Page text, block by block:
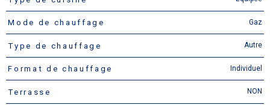
Mode de chauffage Gaz
Type de chauffage Autre
Format de chauffage Individuel
Terrasse NON